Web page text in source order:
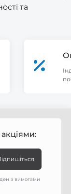
та
з вимогами